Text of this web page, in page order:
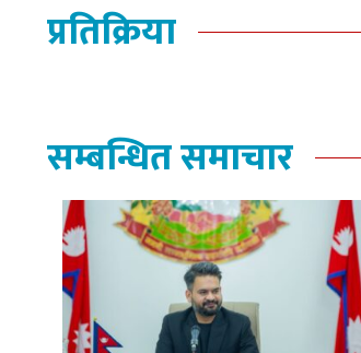
प्रतिक्रिया
सम्बन्धित समाचार